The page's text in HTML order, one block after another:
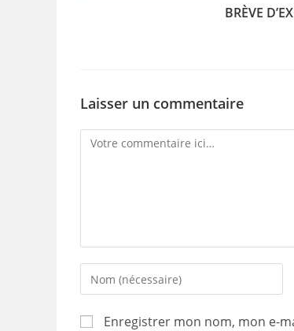
BRÈVE
Laisser un commentaire
Comment
Enter
your
name
Enregistrer mon nom, mon e-